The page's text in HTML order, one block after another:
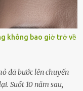
ấy rời xa tôi mãi
tôi quyết định lên
nhưng có điều gì
khoảnh khắc tôi
thoáng qua, khiến
không bao giờ trở về
đã bước lên chuyến
Suốt 10 năm sau,